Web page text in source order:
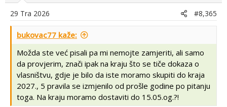
29 Tra 2026 #8,365
bukovac77 kaže:
Možda ste već pisali pa mi nemojte zamjeriti, ali samo
da provjerim, znači ipak na kraju što se tiče dokaza o
vlasništvu, gdje je bilo da iste moramo skupiti do kraja
2027., 5 pravila se izmjenilo od prošle godine po pitanju
toga. Na kraju moramo dostaviti do 15.05.og.?!